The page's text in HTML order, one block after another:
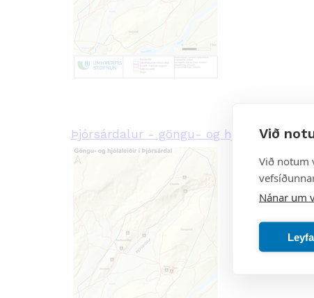
Við
Við notum
Nánar um
Þjórsárdalur - göngu- og hjólaleiðir -